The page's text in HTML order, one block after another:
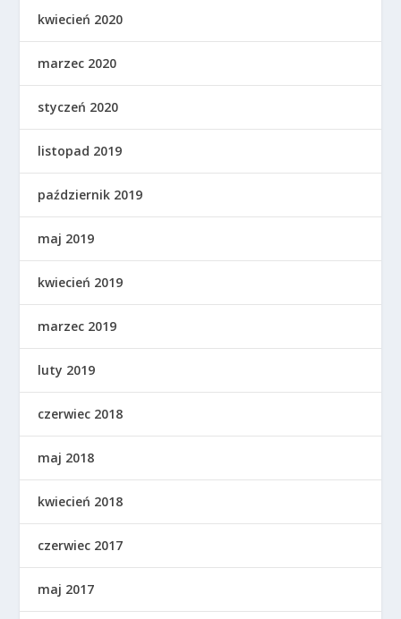
kwiecień 2020
marzec 2020
styczeń 2020
listopad 2019
październik 2019
maj 2019
kwiecień 2019
marzec 2019
luty 2019
czerwiec 2018
maj 2018
kwiecień 2018
czerwiec 2017
maj 2017